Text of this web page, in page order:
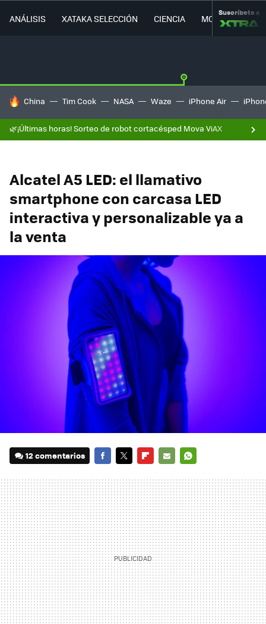
ANÁLISIS XATAKA SELECCIÓN CIENCIA MOVILIDAD
Suscríbete a
HOY SE HABLA DE
China Tim Cook NASA Waze iPhone Air
🌿¡Últimas horas! Sorteo de robot cortacésped Mova ViAX
Alcatel A5 LED: el llamativo
smartphone con carcasa LED
interactiva y personalizable ya a
la venta
12 comentarios
MAIL